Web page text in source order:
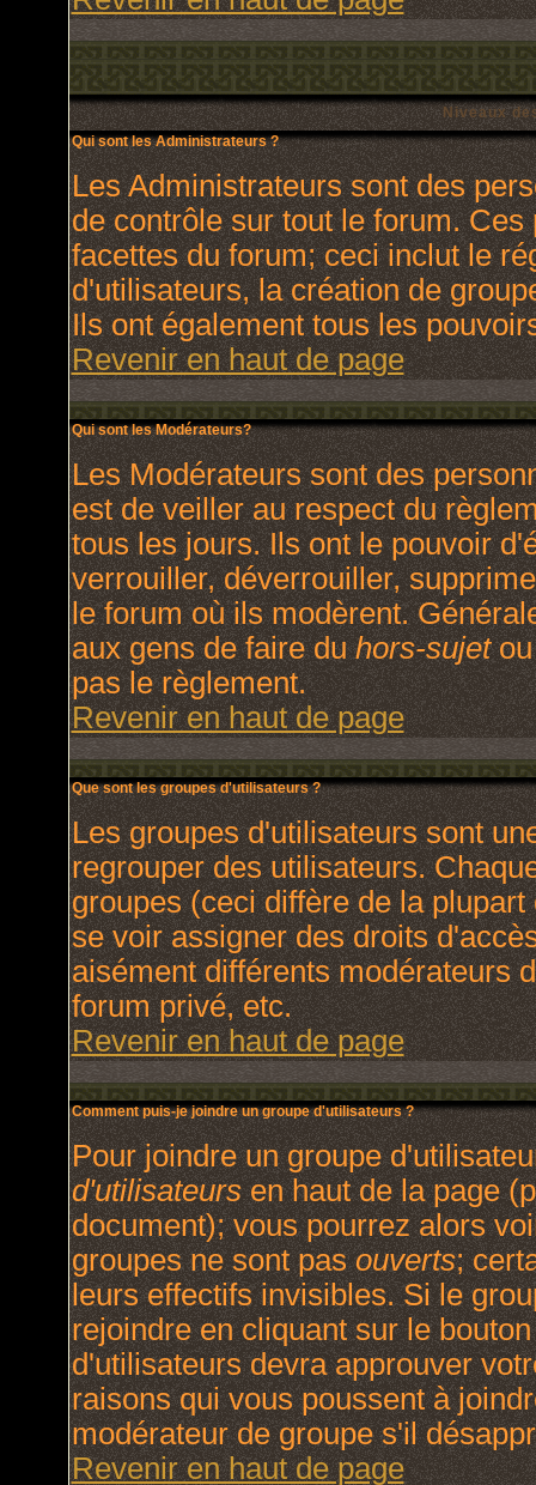
Niveaux
Qui sont les Administrateurs ?
Les Administrateurs sont des
de contrôle sur tout le forum.
facettes du forum; ceci inclut le
d'utilisateurs, la création de
Ils ont également tous les
Revenir en haut de page
Qui sont les Modérateurs?
Les Modérateurs sont des
est de veiller au respect du
tous les jours. Ils ont le pouvoir
verrouiller, déverrouiller,
le forum où ils modèrent.
aux gens de faire duhors-sujetou
pas le règlement.
Revenir en haut de page
Que sont les groupes d'utilisateurs ?
Les groupes d'utilisateurs sont
regrouper des utilisateurs.
groupes (ceci diffère de la
se voir assigner des droits
aisément différents modérateurs
forum privé, etc.
Revenir en haut de page
Comment puis-je joindre un groupe d'utilisateurs ?
Pour joindre un groupe
d'utilisateursen haut de la page
document); vous pourrez alors
groupes ne sont pasouverts;
leurs effectifs invisibles. Si le
rejoindre en cliquant sur le
d'utilisateurs devra approuver
raisons qui vous poussent à
modérateur de groupe s'il
Revenir en haut de page